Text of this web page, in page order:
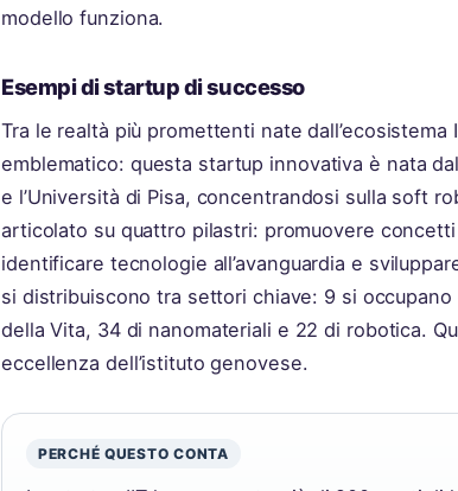
modello funziona.
Esempi di startup di successo
Tra le realtà più promettenti nate
emblematico: questa startup innovativa è nata
e l’Università di Pisa, concentrandosi sulla soft
articolato su quattro pilastri: promuovere
identificare tecnologie all’avanguardia e
si distribuiscono tra settori chiave: 9 si
della Vita, 34 di nanomateriali e 22 di robotica.
eccellenza dell’istituto genovese.
PERCHÉ QUESTO CONTA